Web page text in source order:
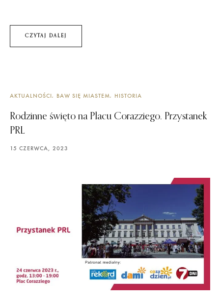
CZYTAJ DALEJ
AKTUALNOŚCI BAW SIĘ MIASTEM HISTORIA
Rodzinne święto na Placu Corazziego. Przystanek
PRL
15 CZERWCA, 2023